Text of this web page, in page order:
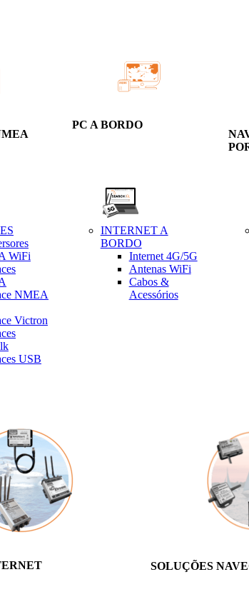
PC A BORDO
WiFi
NMEA
Victron
USB
INTERNET A
BORDO
Internet 4G/5G
Antenas WiFi
Cabos &
Acessórios
SOLUÇÕES